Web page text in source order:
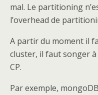
mal. Le partitioning
l’overhead de
A partir du moment il
cluster, il faut songer à
CP.
Par exemple,